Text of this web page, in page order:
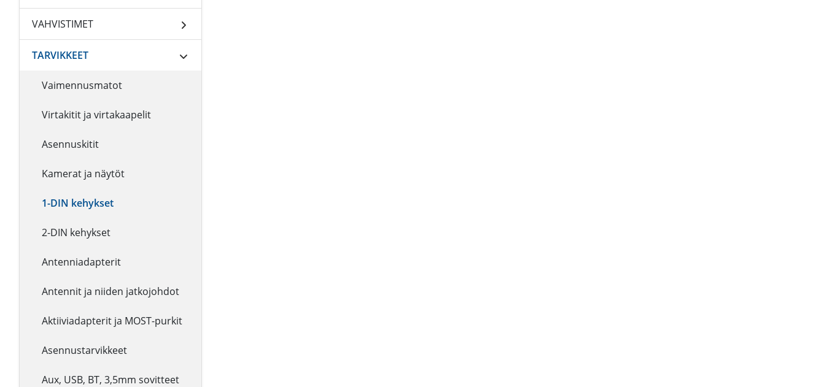
VAHVISTIMET
TARVIKKEET
Vaimennusmatot
Virtakitit ja virtakaapelit
Asennuskitit
Kamerat ja näytöt
1-DIN kehykset
2-DIN kehykset
Antenniadapterit
Antennit ja niiden jatkojohdot
Aktiiviadapterit ja MOST-purkit
Asennustarvikkeet
Aux, USB, BT, 3,5mm sovitteet